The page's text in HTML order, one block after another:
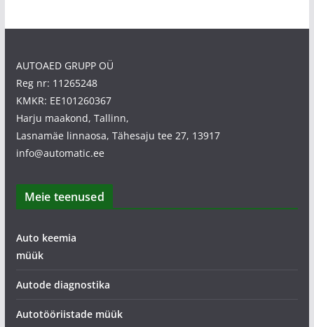
AUTOAED GRUPP OÜ
Reg nr: 11265248
KMKR: EE101260367
Harju maakond, Tallinn,
Lasnamäe linnaosa, Tähesaju tee 27, 13917
info@automatic.ee
Meie teenused
Auto keemia
müük
Autode diagnostika
Autotööriistade müük